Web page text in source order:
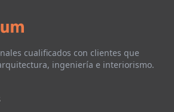
cualificados con clientes que
ingeniería e interiorismo.